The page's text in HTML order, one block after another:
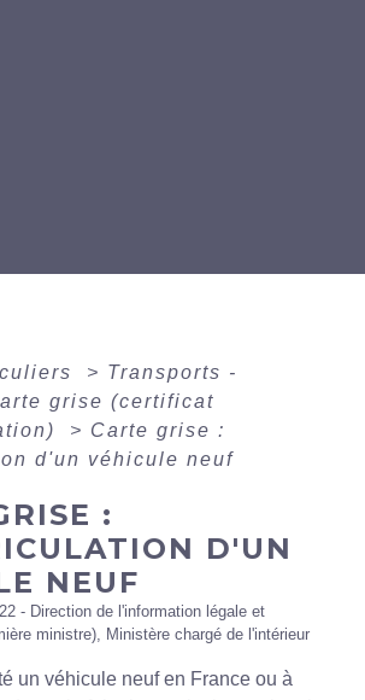
> Transports -
grise (certificat
> Carte grise :
d'un véhicule neuf
:
D'UN
NEUF
- Direction de l'information légale et
ministre), Ministère chargé de l'intérieur
un véhicule neuf en France ou à